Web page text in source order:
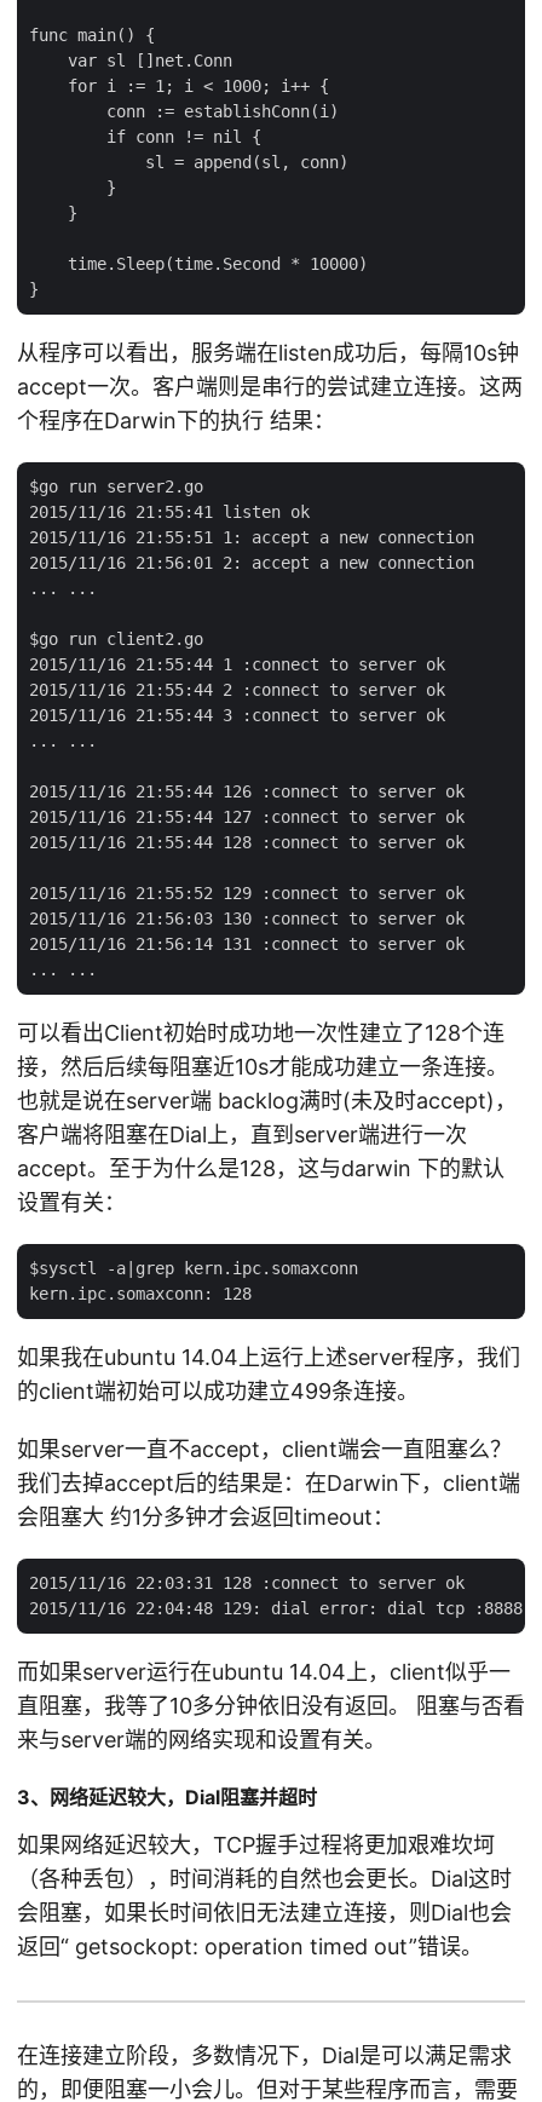
func main() {
    var sl []net.Conn
    for i := 1; i < 1000; i++ {
        conn := establishConn(i)
        if conn != nil {
            sl = append(sl, conn)
        }
    }
    time.Sleep(time.Second * 10000)
从程序可以看出，服务端在listen成功后，每隔10s钟
accept一次。客户端则是串行的尝试建立连接。这两
个程序在Darwin下的执行 结果：
$go run server2.go
2015/11/16 21:55:41 listen ok
2015/11/16 21:55:51 1: accept a new connection
2015/11/16 21:56:01 2: accept a new connection
... ...
$go run client2.go
2015/11/16 21:55:44 1 :connect to server ok
2015/11/16 21:55:44 2 :connect to server ok
2015/11/16 21:55:44 3 :connect to server ok
... ...
2015/11/16 21:55:44 126 :connect to server ok
2015/11/16 21:55:44 127 :connect to server ok
2015/11/16 21:55:44 128 :connect to server ok
2015/11/16 21:55:52 129 :connect to server ok
2015/11/16 21:56:03 130 :connect to server ok
2015/11/16 21:56:14 131 :connect to server ok
可以看出Client初始时成功地一次性建立了128个连
接，然后后续每阻塞近10s才能成功建立一条连接。
也就是说在server端 backlog满时(未及时accept)，
客户端将阻塞在Dial上，直到server端进行一次
accept。至于为什么是128，这与darwin 下的默认
设置有关：
$sysctl -a|grep kern.ipc.somaxconn
如果我在ubuntu 14.04上运行上述server程序，我们
的client端初始可以成功建立499条连接。
如果server一直不accept，client端会一直阻塞么？
我们去掉accept后的结果是：在Darwin下，client端
会阻塞大 约1分多钟才会返回timeout：
2015/11/16 22:03:31 128 :connect to server ok
而如果server运行在ubuntu 14.04上，client似乎一
直阻塞，我等了10多分钟依旧没有返回。 阻塞与否看
来与server端的网络实现和设置有关。
3、网络延迟较大，Dial阻塞并超时
如果网络延迟较大，TCP握手过程将更加艰难坎坷
（各种丢包），时间消耗的自然也会更长。Dial这时
会阻塞，如果长时间依旧无法建立连接，则Dial也会
返回“ getsockopt: operation timed out”错误。
在连接建立阶段，多数情况下，Dial是可以满足需求
的，即便阻塞一小会儿。但对于某些程序而言，需要